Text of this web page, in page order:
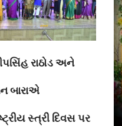
રાઠોડ અને
બારાએ
સ્ત્રી દિવસ પર